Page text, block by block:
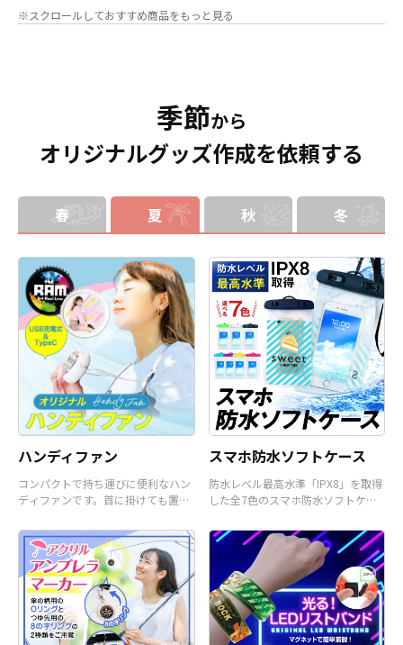
です。透明度が高く美しいアクリル
分はダイカットでデザインにあわせ
た自由な形状で制作することができ
ます。また長さ調整と安全機能が付
いたネックストラップが標準で付属
加したり、ストラップをキーホルダ
ーに変更することも可能です。 アニ
メ、エンタメ、スポーツ、官公庁、
ど様々な業界に人気です。 短納期・
小ロットでの対応も可能ですのでご
不明点がありましたら、個人のお客
様から企業・業者のかた問わずお気
軽にご相談ください。
携帯性に優れています。オールシー
の自社工場にて印刷いたしますの
で、短納期・小ロットでの対応が可
能です。グッズ制作の専門スタッフ
がしっかりサポートいたしますの
にご相談ください。
※スクロールしておすすめ商品をもっと見る
季節から
オリジナルグッズ作成を依頼する
春 夏 秋 冬
ハンディファン
コンパクトで持ち運びに便利なハン
ディファンです。首に掛けても置い
スマホ防水ソフトケース
防水レベル最高水準「IPX8」を取得
した全7色のスマホ防水ソフトケー